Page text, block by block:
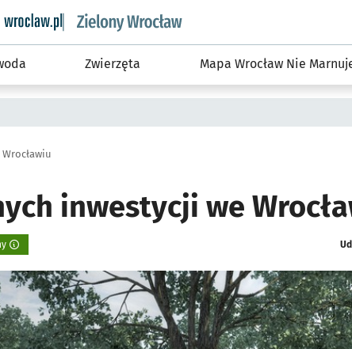
informacyjny wroclaw.pl podserwis: Środowisko we
Zwierzęta Mapa Wrocław Nie
inwestycji we